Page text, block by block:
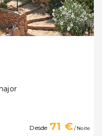
Desde 71 €/ Noite